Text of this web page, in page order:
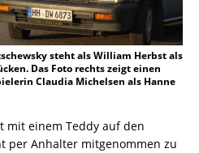
steht als William Herbst als
Das Foto rechts zeigt einen
Claudia Michelsen als Hanne
mit einem Teddy auf den
per Anhalter mitgenommen zu